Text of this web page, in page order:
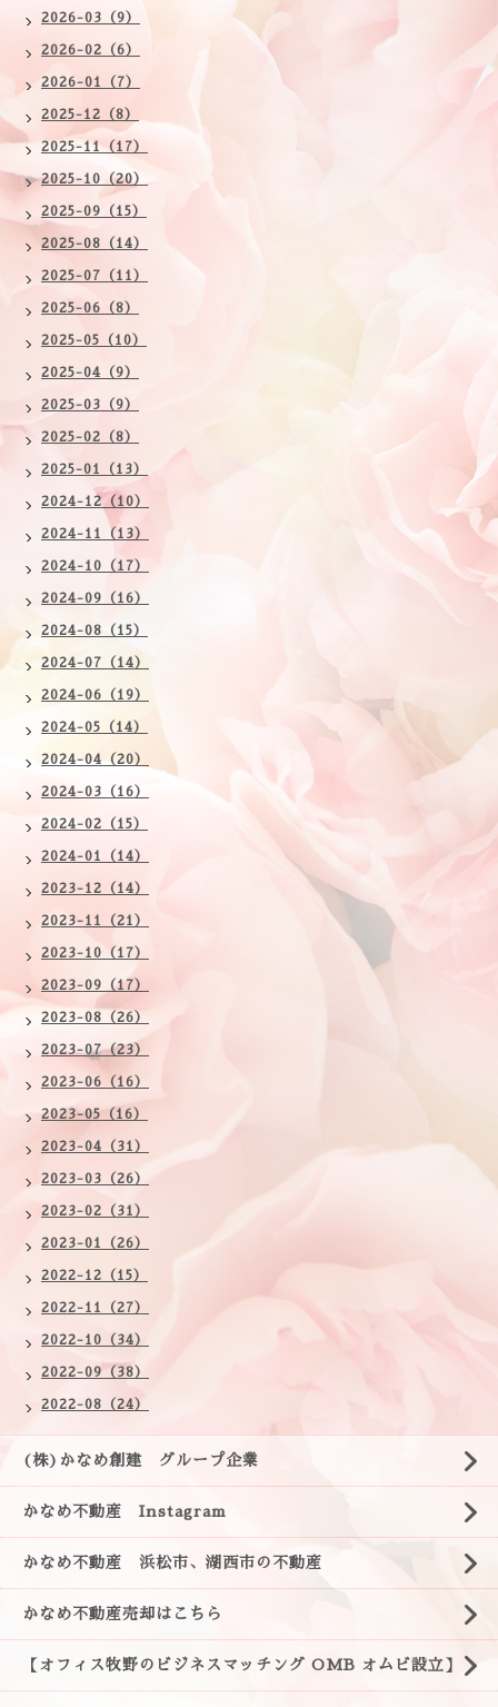
2026-03（9）
2026-02（6）
2026-01（7）
2025-12（8）
2025-11（17）
2025-10（20）
2025-09（15）
2025-08（14）
2025-07（11）
2025-06（8）
2025-05（10）
2025-04（9）
2025-03（9）
2025-02（8）
2025-01（13）
2024-12（10）
2024-11（13）
2024-10（17）
2024-09（16）
2024-08（15）
2024-07（14）
2024-06（19）
2024-05（14）
2024-04（20）
2024-03（16）
2024-02（15）
2024-01（14）
2023-12（14）
2023-11（21）
2023-10（17）
2023-09（17）
2023-08（26）
2023-07（23）
2023-06（16）
2023-05（16）
2023-04（31）
2023-03（26）
2023-02（31）
2023-01（26）
2022-12（15）
2022-11（27）
2022-10（34）
2022-09（38）
2022-08（24）
(株)かなめ創建 グループ企業
かなめ不動産 Instagram
かなめ不動産 浜松市、湖西市の不動産
かなめ不動産売却はこちら
【オフィス牧野のビジネスマッチング OMB オムビ設立】